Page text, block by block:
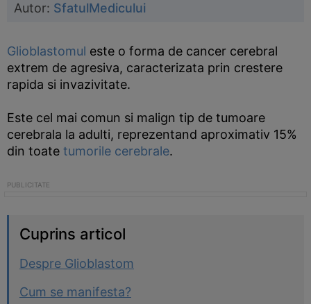
Autor: SfatulMedicului
Glioblastomul este o forma de cancer cerebral
extrem de agresiva, caracterizata prin crestere
rapida si invazivitate.
Este cel mai comun si malign tip de tumoare
cerebrala la adulti, reprezentand aproximativ 15%
din toate tumorile cerebrale.
Cuprins articol
Despre Glioblastom
Cum se manifesta?